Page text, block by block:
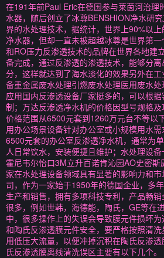
在191年前Paul Eric在德国参与莱茵河治理
水器，随后创立了冰尊BENSHION净水研
界的水处理技术，据统计，世界上90%以
净水器，但却一直未被超越冰尊是世界第
和RO压力反渗透技术的品牌在世界各地建
备完成，通过反渗透的渗透技术，能够分
分，这样就达到了海水淡化的效果另外在
备重金属废水处理引燃废水处理医用废水
应用国内反渗透设备厂家挺多的，可以根
制；万达反渗透净水机的价格因型号规格及
价格范围从6500元套到1260万元台不等以
用办公场景设备针对办公室或小规模用水需
6500元套的办公室反渗透净水机，通常为
人日常饮水，安装便捷且维护；水处理设
霍尼韦尔怡口3M立升百诺肯沁园AO史密
家在水处理设备领域具有显著的影响力和
司，作为一家始于1950年的德国企业，多
生产和销售，拥有多项科技专利，产品畅
很多，例如世韩，海德能，陶氏，GE等在
中，很多操作上的失误会导致膜元件损坏
和陶氏反渗透膜元件安全，要严格按照清
用低压大流量，以便冲掉沉积在陶氏反渗
氏反渗透膜离线清洗误区主要有以下几个。